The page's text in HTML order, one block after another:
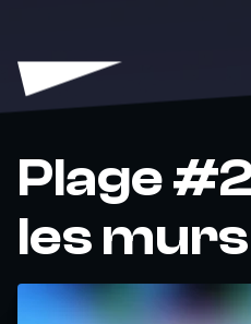
Plage
les murs